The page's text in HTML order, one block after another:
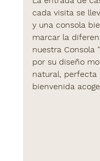
cada visita se
y una consola
marcar la
nuestra Consola
por su diseño
natural, perfecta
bienvenida